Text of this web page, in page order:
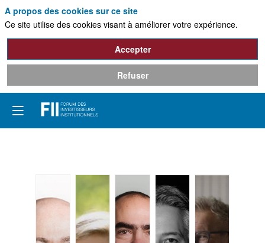
A propos des cookies sur ce site
Ce site utilise des cookies visant à améliorer votre expérience.
Accepter
Refuser